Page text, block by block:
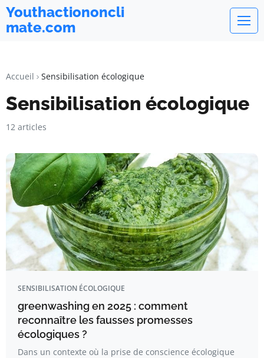
Youthactiononcli
mate.com
Accueil Sensibilisation écologique
Sensibilisation écologique
12 articles
SENSIBILISATION ÉCOLOGIQUE
greenwashing en 2025 : comment
reconnaître les fausses promesses
écologiques ?
Dans un contexte où la prise de conscience écologique